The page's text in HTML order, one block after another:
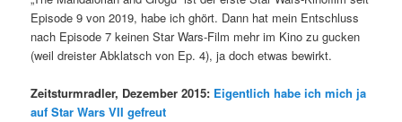
Episode 9 von 2019, habe ich ghört. Dann hat mein Entschluss
nach Episode 7 keinen Star Wars-Film mehr im Kino zu gucken
(weil dreister Abklatsch von Ep. 4), ja doch etwas bewirkt.
Zeitsturmradler, Dezember 2015: Eigentlich habe ich mich ja
auf Star Wars VII gefreut